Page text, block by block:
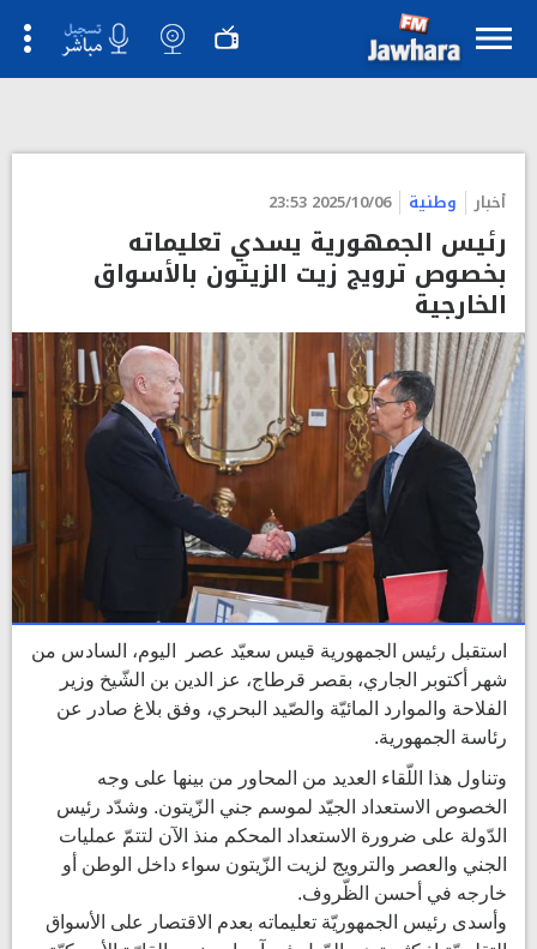
أخبار وطنية 2025/10/06 23:53
رئيس الجمهورية يسدي تعليماته
بخصوص ترويج زيت الزيتون بالأسواق
الخارجية
استقبل رئيس الجمهورية قيس سعيّد عصر اليوم، السادس من
شهر أكتوبر الجاري، بقصر قرطاج، عز الدين بن الشّيخ وزير
الفلاحة والموارد المائيّة والصّيد البحري، وفق بلاغ صادر عن
رئاسة الجمهورية.
وتناول هذا اللّقاء العديد من المحاور من بينها على وجه
الخصوص الاستعداد الجيّد لموسم جني الزّيتون. وشدّد رئيس
الدّولة على ضرورة الاستعداد المحكم منذ الآن لتتمّ عمليات
الجني والعصر والترويج لزيت الزّيتون سواء داخل الوطن أو
خارجه في أحسن الظّروف.
وأسدى رئيس الجمهوريّة تعليماته بعدم الاقتصار على الأسواق